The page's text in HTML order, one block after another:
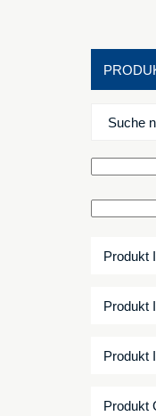
Produkt
Produkt
Produkt
Produkt